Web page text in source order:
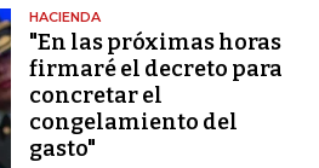
HACIENDA
"En las próximas horas
firmaré el decreto para
concretar el
congelamiento del
gasto"